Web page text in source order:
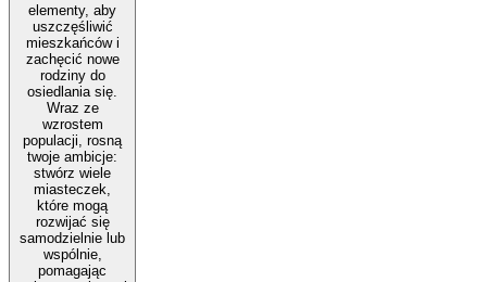
elementy, aby
uszczęśliwić
mieszkańców i
zachęcić nowe
rodziny do
osiedlania się.
Wraz ze
wzrostem
populacji, rosną
twoje ambicje:
stwórz wiele
miasteczek,
które mogą
rozwijać się
samodzielnie lub
wspólnie,
pomagając